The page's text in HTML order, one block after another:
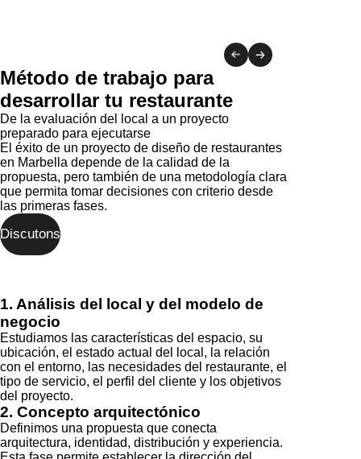
1. Análisis del local y del modelo de
negocio
Estudiamos las características del espacio, su
ubicación, el estado actual del local, la relación
con el entorno, las necesidades del restaurante, el
tipo de servicio, el perfil del cliente y los objetivos
del proyecto.
2. Concepto arquitectónico
Definimos una propuesta que conecta
arquitectura, identidad, distribución y experiencia.
Esta fase permite establecer la dirección del
proyecto antes de avanzar hacia el desarrollo
técnico.
convertir el concepto en un proyecto ejecutable,
coordinando arquitectura, diseño de interiores,
criterios técnicos y necesidades operativas.
4. Coordinación durante la ejecución
Acompañamos el proceso para que el resultado
construido mantenga la calidad, la coherencia y la
intención del proyecto definido.